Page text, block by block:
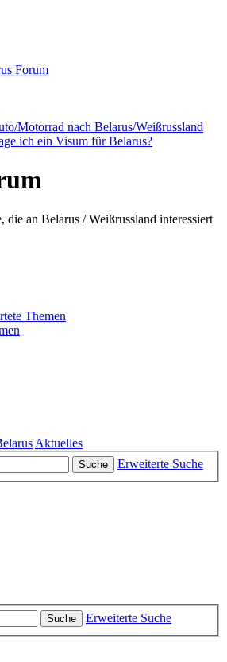
Forum
Motorrad nach Belarus/Weißrussland
ich ein Visum für Belarus?
an Belarus / Weißrussland interessiert
Themen
Aktuelles
Suche
Erweiterte Suche
Suche
Erweiterte Suche